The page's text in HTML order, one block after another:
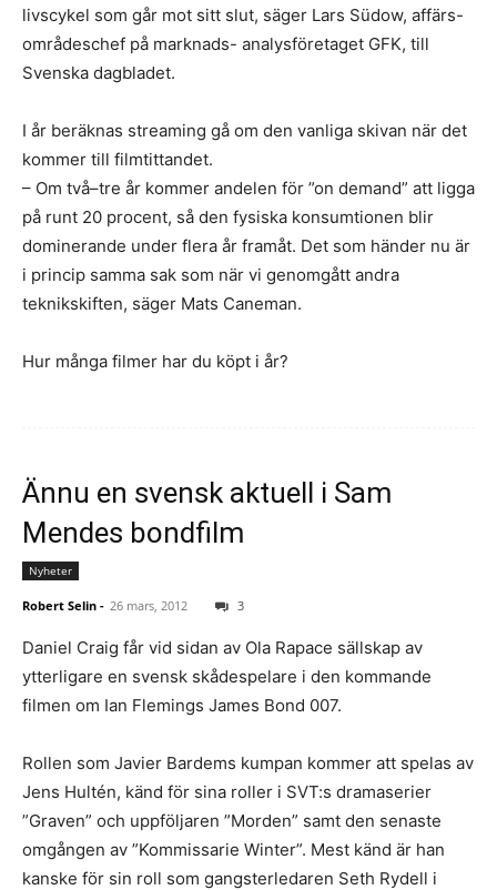
livscykel som går mot sitt slut, säger Lars Südow, affärs-
områdeschef på marknads- analysföretaget GFK, till
Svenska dagbladet.
I år beräknas streaming gå om den vanliga skivan när det
kommer till filmtittandet.
– Om två–tre år kommer andelen för ”on demand” att ligga
på runt 20 procent, så den fysiska konsumtionen blir
dominerande under flera år framåt. Det som händer nu är
i princip samma sak som när vi genomgått andra
teknikskiften, säger Mats Caneman.
Hur många filmer har du köpt i år?
Ännu en svensk aktuell i Sam
Mendes bondfilm
Nyheter
Robert Selin - 26 mars, 2012 3
Daniel Craig får vid sidan av Ola Rapace sällskap av
ytterligare en svensk skådespelare i den kommande
filmen om Ian Flemings James Bond 007.
Rollen som Javier Bardems kumpan kommer att spelas av
Jens Hultén, känd för sina roller i SVT:s dramaserier
”Graven” och uppföljaren ”Morden” samt den senaste
omgången av ”Kommissarie Winter”. Mest känd är han
kanske för sin roll som gangsterledaren Seth Rydell i